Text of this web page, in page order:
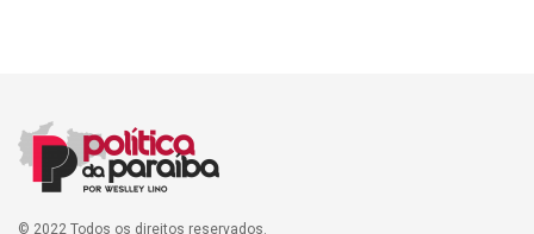
© 2022 Todos os direitos reservados.